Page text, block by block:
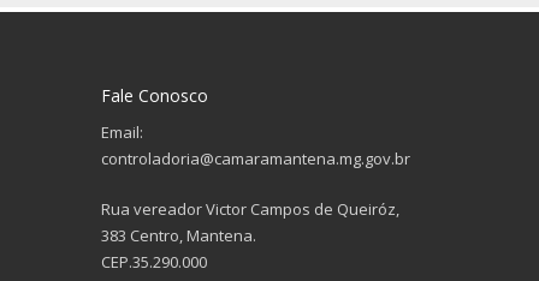
Fale Conosco
Email:
controladoria@camaramantena.mg.gov.br
Rua vereador Victor Campos de Queiróz,
383 Centro, Mantena.
CEP.35.290.000